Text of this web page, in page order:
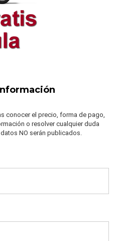
conocer el precio, forma de pago,
o resolver cualquier duda
NO serán publicados.